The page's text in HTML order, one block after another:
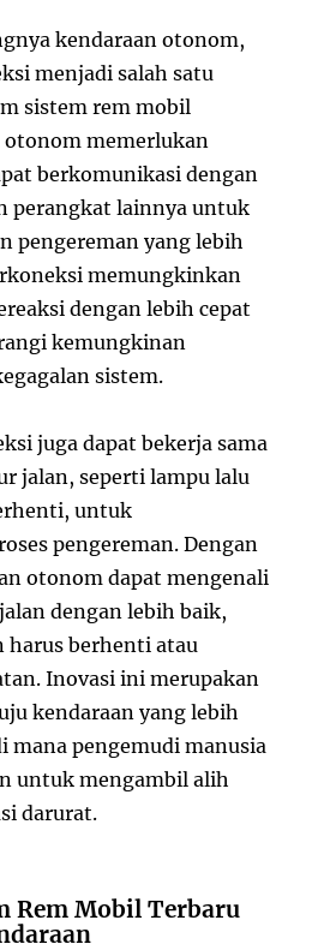
kendaraan otonom,
menjadi salah satu
sistem rem mobil
otonom memerlukan
berkomunikasi dengan
perangkat lainnya untuk
pengereman yang lebih
memungkinkan
dengan lebih cepat
kemungkinan
sistem.
juga dapat bekerja sama
jalan, seperti lampu lalu
untuk
pengereman. Dengan
otonom dapat mengenali
dengan lebih baik,
harus berhenti atau
Inovasi ini merupakan
kendaraan yang lebih
mana pengemudi manusia
untuk mengambil alih
darurat.
Rem Mobil Terbaru